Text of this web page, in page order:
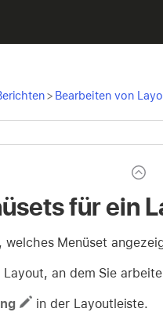
> Bearbeiten von
für ein
welches Menüset
an dem Sie
in der Layoutleiste.